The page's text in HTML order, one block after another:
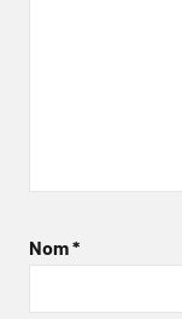
Nom*